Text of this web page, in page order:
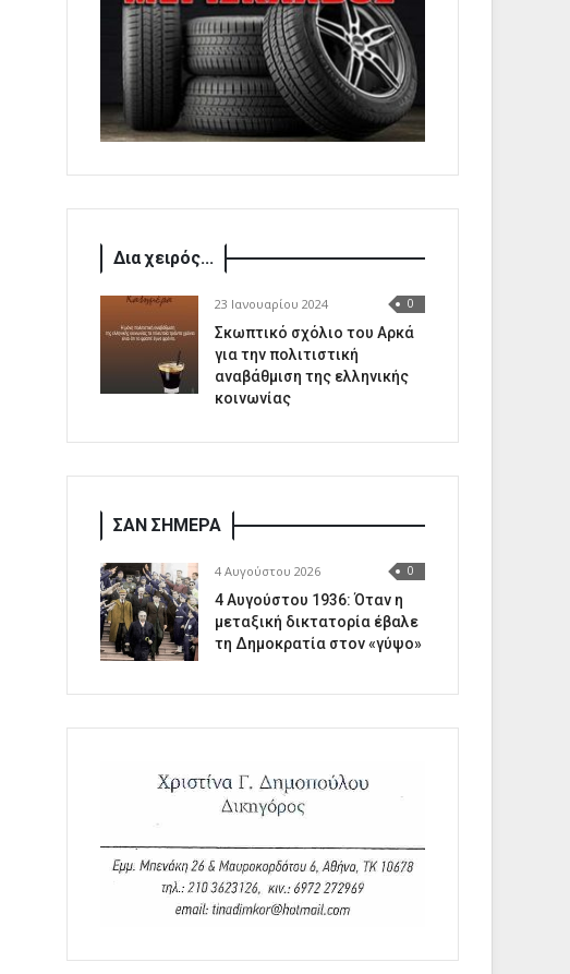
Δια χειρός...
23 Ιανουαρίου 2024 0
Σκωπτικό σχόλιο του Αρκά
για την πολιτιστική
αναβάθμιση της ελληνικής
κοινωνίας
ΣΑΝ ΣΗΜΕΡΑ
4 Αυγούστου 2026 0
4 Αυγούστου 1936: Όταν η
μεταξική δικτατορία έβαλε
τη Δημοκρατία στον «γύψο»